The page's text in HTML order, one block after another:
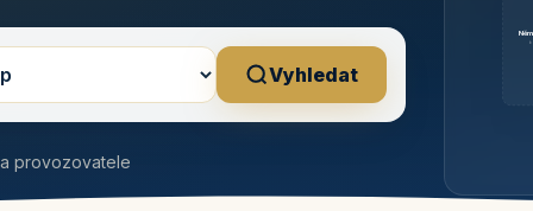
Vyhledat
provozovatele